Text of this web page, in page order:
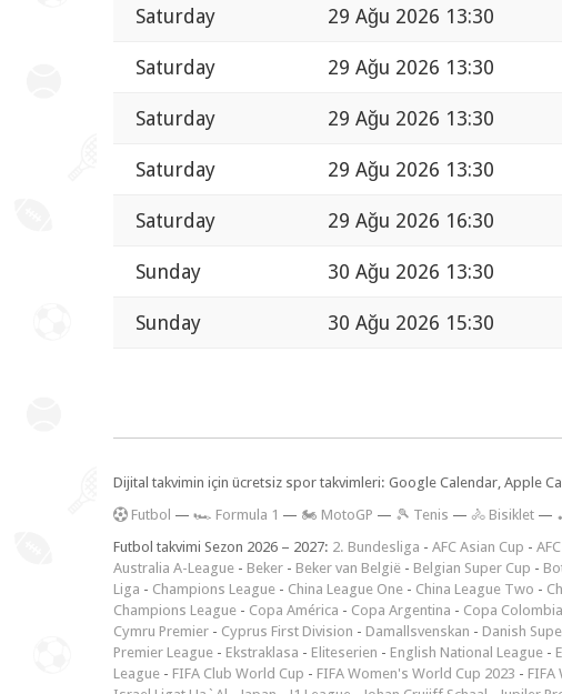
Saturday 29 Ağu 2026 13:30
Saturday 29 Ağu 2026 13:30
Saturday 29 Ağu 2026 13:30
Saturday 29 Ağu 2026 13:30
Saturday 29 Ağu 2026 16:30
Sunday 30 Ağu 2026 13:30
Sunday 30 Ağu 2026 15:30
Dijital takvimin için ücretsiz spor takvimleri: Google Calendar, Apple
Futbol — 🏎️ Formula 1 — 🏍 MotoGP — 🎾 Tenis — 🚴 Bisiklet —
Futbol takvimi Sezon 2026 – 2027: 2. Bundesliga - AFC Asian Cup -
Australia A-League - Beker - Beker van België - Belgian Super Cup -
Liga - Champions League - China League One - China League Two -
Champions League - Copa América - Copa Argentina - Copa Colombia
Cymru Premier - Cyprus First Division - Damallsvenskan - Danish
Premier League - Ekstraklasa - Eliteserien - English National League -
League - FIFA Club World Cup - FIFA Women's World Cup 2023 - FIFA